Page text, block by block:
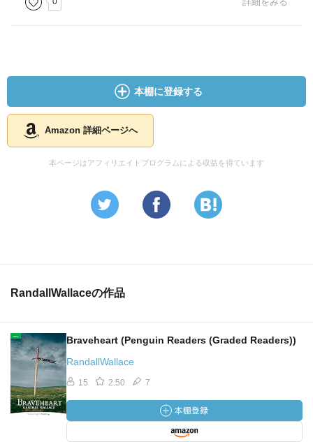
本棚に登録する
Amazon 詳細ページへ
本ページはアフィリエイトプログラムによる収益を得ています
RandallWallaceの作品
Braveheart (Penguin Readers (Graded Readers))
RandallWallace
15 2.50 7